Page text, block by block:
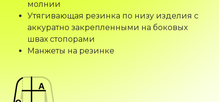
молнии
Утягивающая резинка по низу изделия с
аккуратно закрепленными на боковых
швах стопорами
Манжеты на резинке